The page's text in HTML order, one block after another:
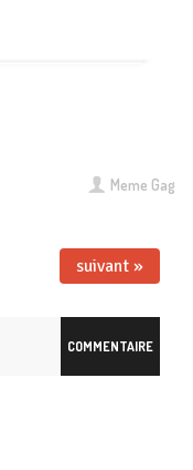
Meme Gag
suivant »
COMMENTAIRE